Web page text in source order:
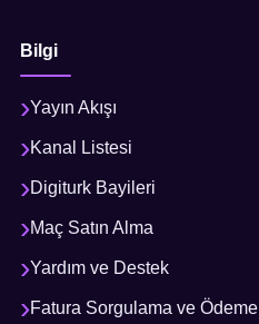
Bilgi
Yayın Akışı
Kanal Listesi
Digiturk Bayileri
Maç Satın Alma
Yardım ve Destek
Fatura Sorgulama ve Ödeme